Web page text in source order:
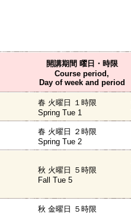
開講期間 曜日・時限
Course period,
Day of week and period
春 火曜日 １時限
Spring Tue 1
春 火曜日 ２時限
Spring Tue 2
秋 火曜日 ５時限
Fall Tue 5
秋 金曜日 ５時限